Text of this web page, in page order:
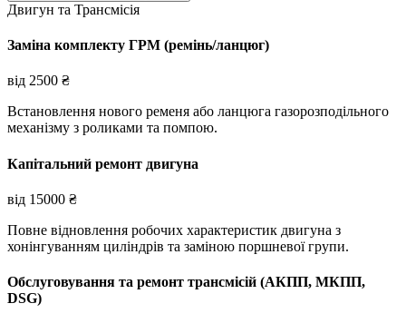
Двигун та Трансмісія
Заміна комплекту ГРМ (ремінь/ланцюг)
від 2500 ₴
Встановлення нового ременя або ланцюга газорозподільного
механізму з роликами та помпою.
Капітальний ремонт двигуна
від 15000 ₴
Повне відновлення робочих характеристик двигуна з
хонінгуванням циліндрів та заміною поршневої групи.
Обслуговування та ремонт трансмісій (АКПП, МКПП,
DSG)